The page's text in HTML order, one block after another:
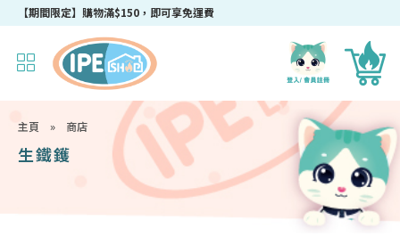
【期間限定】購物滿$150，即可享免運費
主頁 » 商店
生鐵鑊